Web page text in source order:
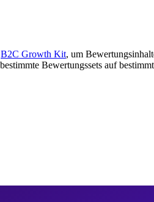
B2C Growth Kit, um
Bewertungssets auf